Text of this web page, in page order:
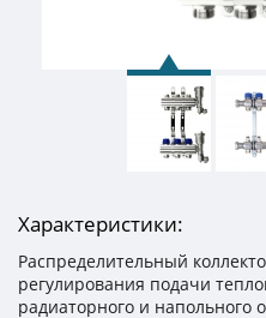
Характеристики:
Распределительный
регулирования подачи
радиаторного и напольного